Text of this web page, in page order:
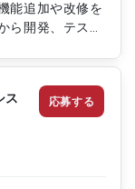
能追加や改修を
ら開発、テス
。 【作業
関連ツールの
計の作成 ・
び改修 ・単体
結果の確認お
および本番環
ス
応募する